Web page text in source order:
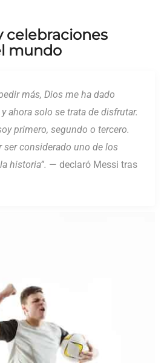
celebraciones
mundo
más, Dios me ha dado
ahora solo se trata de disfrutar.
primero, segundo o tercero.
ser considerado uno de los
historia”. — declaró Messi tras